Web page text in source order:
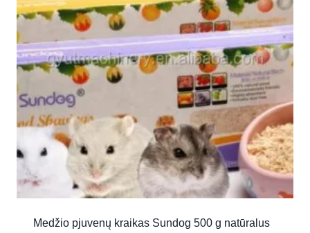
Medžio pjuvenų kraikas Sundog 500 g natūralus